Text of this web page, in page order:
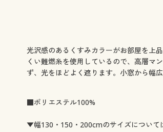
光沢感のあるくすみカラーがお部屋を上
くい難燃糸を使用しているので、高層マ
ず、光をほどよく遮ります。小窓から幅
■ポリエステル100%
▼幅130・150・200cmのサイズについて